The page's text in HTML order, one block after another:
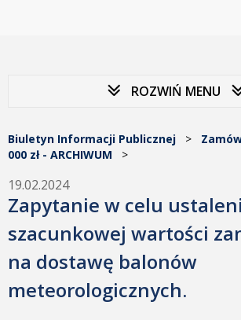
ROZWIŃ MENU
Biuletyn Informacji Publicznej >
000 zł - ARCHIWUM >
19.02.2024
Zapytanie w celu
szacunkowej wartości
na dostawę balonów
meteorologicznych.